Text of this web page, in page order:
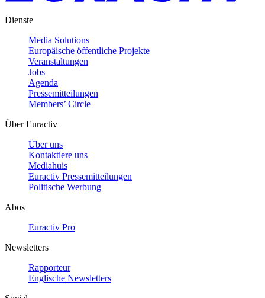
Dienste
Media Solutions
Europäische öffentliche Projekte
Veranstaltungen
Jobs
Agenda
Pressemitteilungen
Members’ Circle
Über Euractiv
Über uns
Kontaktiere uns
Mediahuis
Euractiv Pressemitteilungen
Politische Werbung
Abos
Euractiv Pro
Newsletters
Rapporteur
Englische Newsletters